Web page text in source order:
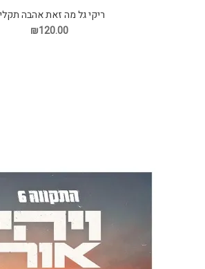
ריקי גל מה זאת אהבה
₪120.00